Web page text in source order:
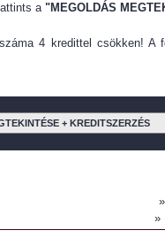
a "MEGOLDÁS
4 kredittel csökken! A
+ KREDITSZERZÉS
»
»